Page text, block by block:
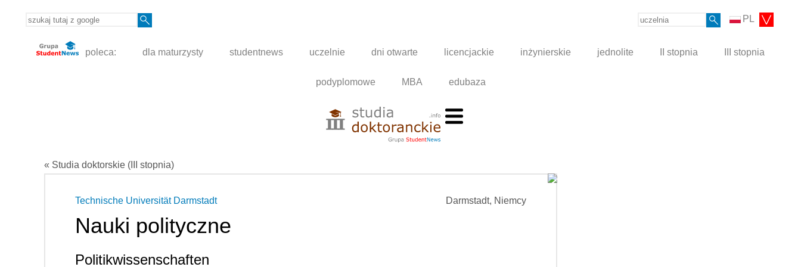
PL
poleca: dla maturzysty studentnews uczelnie dni otwarte licencjackie inżynierskie jednolite II stopnia III stopnia
podyplomowe MBA edubaza
« Studia doktorskie (III stopnia)
Darmstadt, Niemcy
Technische Universität Darmstadt
Nauki polityczne
Politikwissenschaften